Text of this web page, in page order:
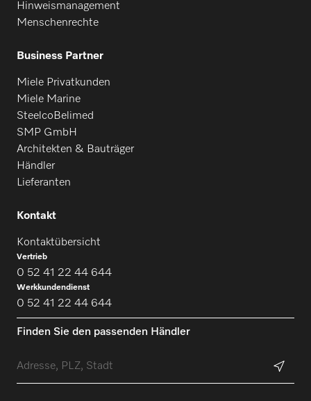
Hinweismanagement
Menschenrechte
Business Partner
Miele Privatkunden
Miele Marine
SteelcoBelimed
SMP GmbH
Architekten & Bauträger
Händler
Lieferanten
Kontakt
Kontaktübersicht
Vertrieb
0 52 41 22 44 644
Werkkundendienst
0 52 41 22 44 644
Finden Sie den passenden Händler